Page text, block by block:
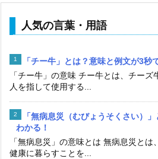
人気の言葉・用語
「チー牛」とは？意味と例文が3秒
「チー牛」の意味 チー牛とは、チー
人を指して使用する...
「無病息災（むびょうそくさい）
わかる！
「無病息災」の意味とは 無病息災とは
健康に暮らすことを...